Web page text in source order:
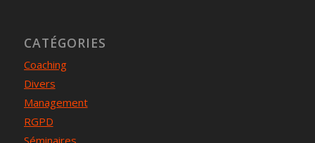
CATÉGORIES
Coaching
Divers
Management
RGPD
Séminaires